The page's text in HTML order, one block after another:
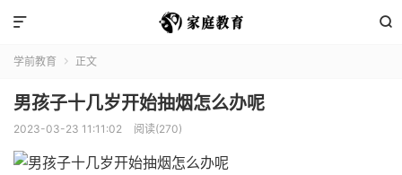


学前教育  正文
男孩子十几岁开始抽烟怎么办呢
2023-03-23 11:11:02 阅读(270)